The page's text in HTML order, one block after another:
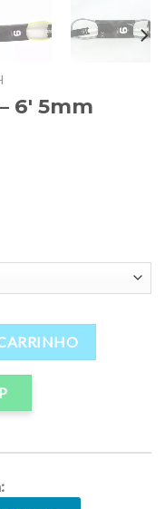
6′ 5mm